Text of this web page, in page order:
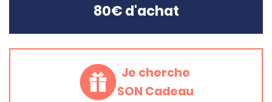
80€ d'achat
Je cherche
SON Cadeau